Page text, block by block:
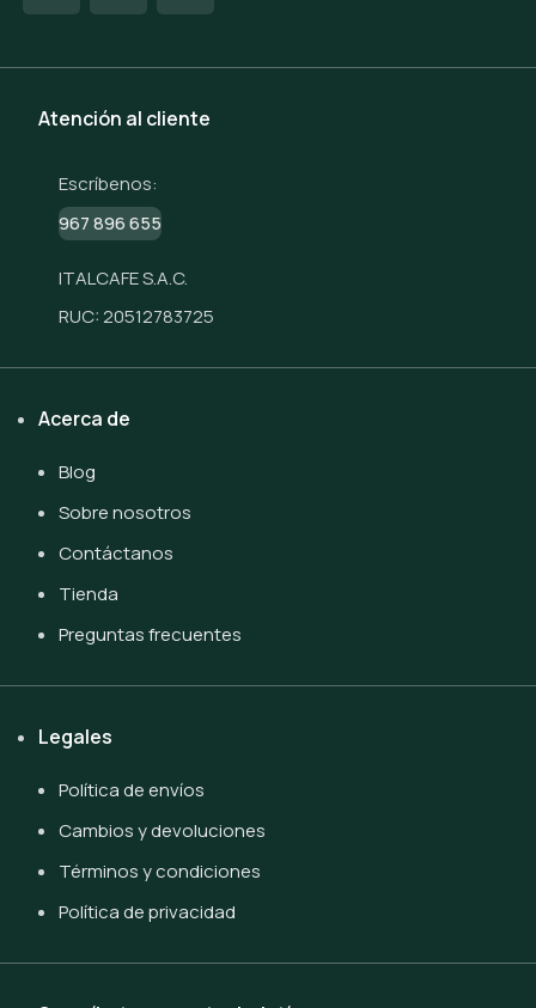
Atención al cliente
Escríbenos:
967 896 655
ITALCAFE S.A.C.
RUC: 20512783725
Acerca de
Blog
Sobre nosotros
Contáctanos
Tienda
Preguntas frecuentes
Legales
Política de envíos
Cambios y devoluciones
Términos y condiciones
Política de privacidad